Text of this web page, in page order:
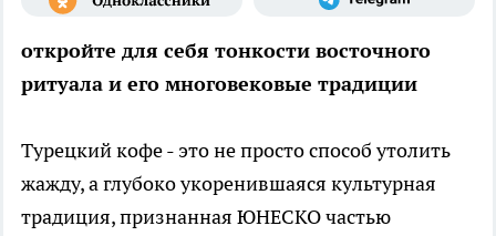
откройте для себя тонкости восточного
ритуала и его многовековые традиции
Турецкий кофе - это не просто способ утолить
жажду, а глубоко укоренившаяся культурная
традиция, признанная ЮНЕСКО частью